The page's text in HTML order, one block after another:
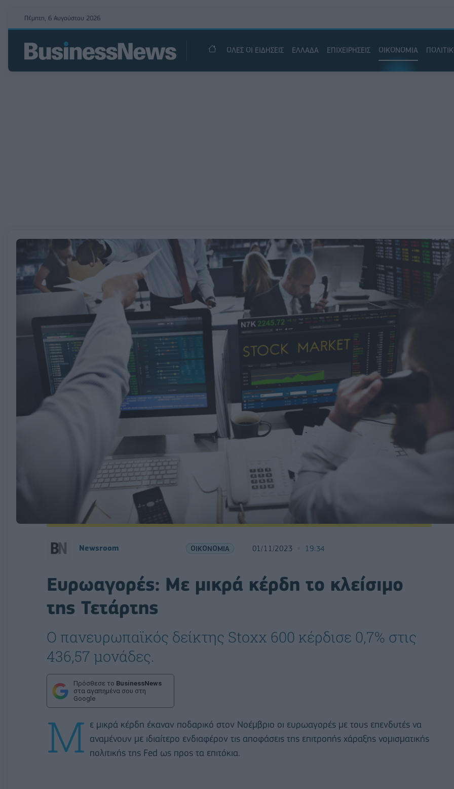
Πέμπτη, 6 Αυγούστου 2026
ΟΛΕΣ ΟΙ ΕΙΔΗΣΕΙΣ ΕΛΛΑΔΑ ΕΠΙΧΕΙΡΗΣΕΙΣ ΟΙΚΟΝΟΜΙΑ
Newsroom ΟΙΚΟΝΟΜΙΑ 01/11/2023 19:34
Ευρωαγορές: Με μικρά κέρδη το κλείσιμο
της Τετάρτης
Ο πανευρωπαϊκός δείκτης Stoxx 600 κέρδισε 0,7% στις
436,57 μονάδες.
Πρόσθεσε το BusinessNews
στα αγαπημένα σου στη
Google
Μ ε μικρά κέρδη έκαναν ποδαρικό στον Νοέμβριο οι ευρωαγορές με τους επενδυτές να
αναμένουν με ιδιαίτερο ενδιαφέρον τις αποφάσεις της επιτροπής χάραξης νομισματικής
πολιτικής της Fed ως προς τα επιτόκια.